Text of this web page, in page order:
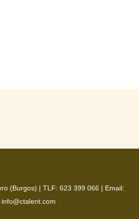
(Burgos) | TLF: 623 399 066 | Email:
info@ctalent.com